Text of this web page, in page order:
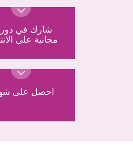
شارك في
مجانية على
احصل على